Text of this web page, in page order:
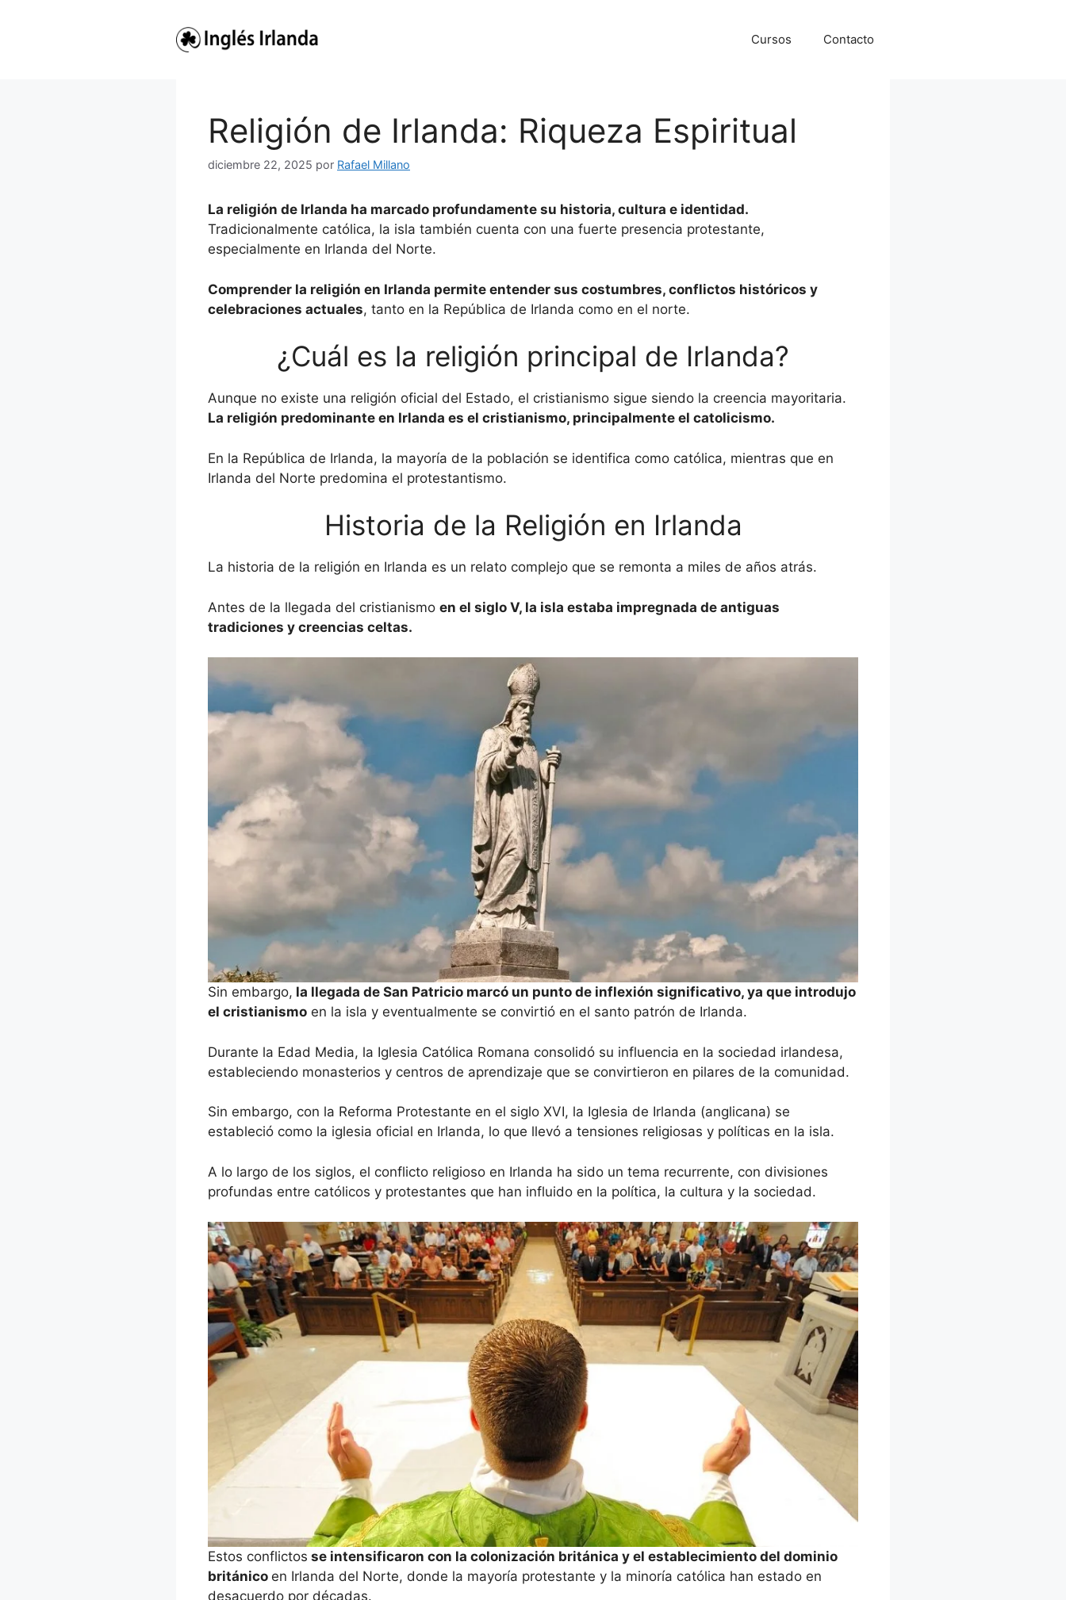
Cursos Contacto
Religión de Irlanda: Riqueza Espiritual
diciembre 22, 2025 por Rafael Millano
La religión de Irlanda ha marcado profundamente su historia, cultura e identidad.
Tradicionalmente católica, la isla también cuenta con una fuerte presencia protestante,
especialmente en Irlanda del Norte.
Comprender la religión en Irlanda permite entender sus costumbres, conflictos históricos y
celebraciones actuales, tanto en la República de Irlanda como en el norte.
¿Cuál es la religión principal de Irlanda?
Aunque no existe una religión oficial del Estado, el cristianismo sigue siendo la creencia mayoritaria.
La religión predominante en Irlanda es el cristianismo, principalmente el catolicismo.
En la República de Irlanda, la mayoría de la población se identifica como católica, mientras que en
Irlanda del Norte predomina el protestantismo.
Historia de la Religión en Irlanda
La historia de la religión en Irlanda es un relato complejo que se remonta a miles de años atrás.
Antes de la llegada del cristianismo en el siglo V, la isla estaba impregnada de antiguas
tradiciones y creencias celtas.
Sin embargo, la llegada de San Patricio marcó un punto de inflexión significativo, ya que introdujo
el cristianismo en la isla y eventualmente se convirtió en el santo patrón de Irlanda.
Durante la Edad Media, la Iglesia Católica Romana consolidó su influencia en la sociedad irlandesa,
estableciendo monasterios y centros de aprendizaje que se convirtieron en pilares de la comunidad.
Sin embargo, con la Reforma Protestante en el siglo XVI, la Iglesia de Irlanda (anglicana) se
estableció como la iglesia oficial en Irlanda, lo que llevó a tensiones religiosas y políticas en la isla.
A lo largo de los siglos, el conflicto religioso en Irlanda ha sido un tema recurrente, con divisiones
profundas entre católicos y protestantes que han influido en la política, la cultura y la sociedad.
Estos conflictos se intensificaron con la colonización británica y el establecimiento del dominio
británico en Irlanda del Norte, donde la mayoría protestante y la minoría católica han estado en
desacuerdo por décadas.